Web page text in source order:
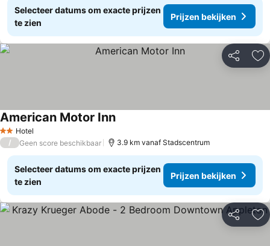
Selecteer datums om exacte prijzen
te zien
Prijzen bekijken
Delen
2 Sterren
Hotel
American Motor InnPrijzen bekijken
/ Geen score beschikbaar 3.9 km vanaf Stadscentrum
Selecteer datums om exacte prijzen
te zien
Prijzen bekijken
Delen